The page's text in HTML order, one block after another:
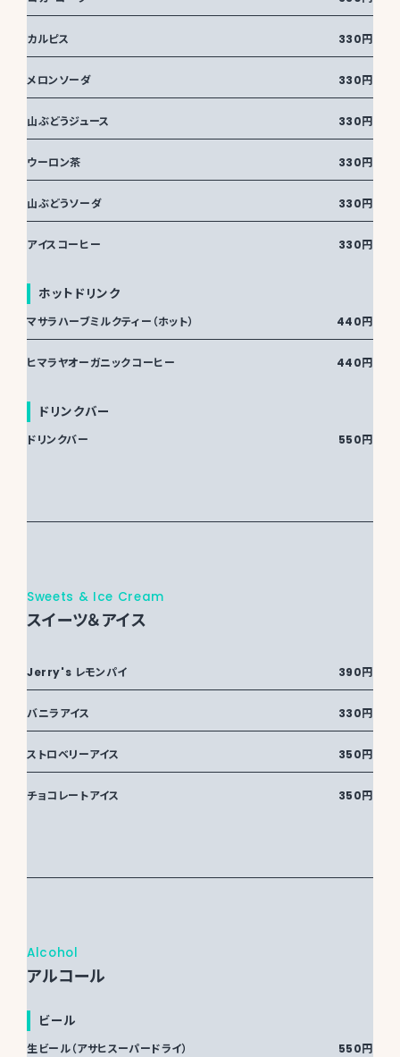
カルピス 330円
メロンソーダ 330円
山ぶどうジュース 330円
ウーロン茶 330円
山ぶどうソーダ 330円
アイスコーヒー 330円
ホットドリンク
マサラハーブミルクティー（ホット） 440円
ヒマラヤオーガニックコーヒー 440円
ドリンクバー
ドリンクバー 550円
Sweets & Ice Cream
スイーツ＆アイス
Jerry's レモンパイ 390円
バニラアイス 330円
ストロベリーアイス 350円
チョコレートアイス 350円
Alcohol
アルコール
ビール
生ビール（アサヒスーパードライ） 550円